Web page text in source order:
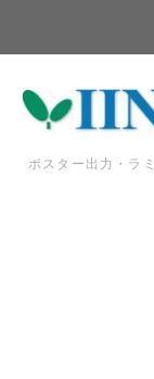
ポスター出力・ラ